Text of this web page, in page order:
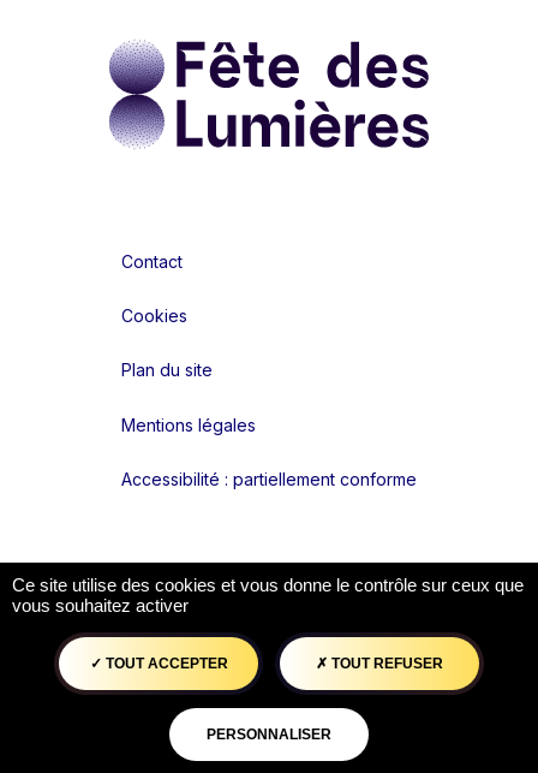
Liens réseaux
Contact
Cookies
Plan du site
Mentions légales
Accessibilité : partiellement conforme
Ce site utilise des cookies et vous donne le contrôle sur ceux que
vous souhaitez activer
TOUT ACCEPTER TOUT REFUSER
PERSONNALISER